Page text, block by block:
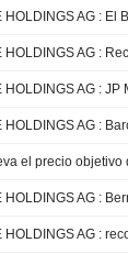
HOLDINGS AG :
HOLDINGS AG :
HOLDINGS AG :
el precio objetivo
HOLDINGS AG :
HOLDINGS AG :